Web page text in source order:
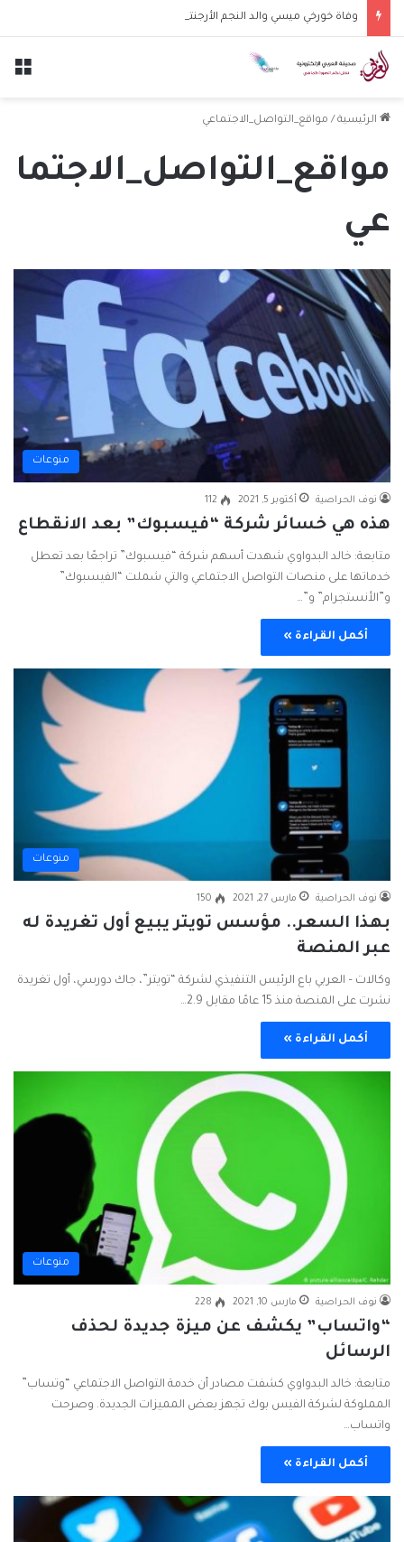
وفاة خورخي ميسي والد النجم الأرجنتيني ليونيل ميسي عن عمر 68 عاماً
الرئيسية / مواقع_التواصل_الاجتماعي
مواقع_التواصل_الاجتما
عي
منوعات
نوف الحراصية أكتوبر 5, 2021 112
هذه هي خسائر شركة “فيسبوك” بعد الانقطاع
متابعة: خالد البدواوي شهدت أسهم شركة “فيسبوك” تراجعًا بعد تعطل
خدماتها على منصات التواصل الاجتماعي والتي شملت “الفيسبوك”
و”الأنستجرام” و”…
أكمل القراءة »
منوعات
نوف الحراصية مارس 27, 2021 150
بهذا السعر.. مؤسس تويتر يبيع أول تغريدة له
عبر المنصة
وكالات – العربي باع الرئيس التنفيذي لشركة “تويتر”، جاك دورسي، أول تغريدة
نشرت على المنصة منذ 15 عامًا مقابل 2.9…
أكمل القراءة »
منوعات
نوف الحراصية مارس 10, 2021 228
“واتساب” يكشف عن ميزة جديدة لحذف
الرسائل
متابعة: خالد البدواوي كشفت مصادر أن خدمة التواصل الاجتماعي “وتساب”
المملوكة لشركة الفيس بوك تجهز بعض المميزات الجديدة. وصرحت
واتساب…
أكمل القراءة »